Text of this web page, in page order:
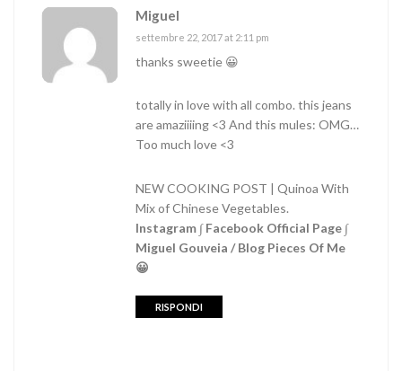
Miguel
settembre 22, 2017 at 2:11 pm
thanks sweetie 😀
totally in love with all combo. this jeans
are amaziiiing <3 And this mules: OMG…
Too much love <3
NEW COOKING POST | Quinoa With
Mix of Chinese Vegetables.
Instagram ∫Facebook Official Page ∫
Miguel Gouveia / Blog Pieces Of Me
😀
RISPONDI